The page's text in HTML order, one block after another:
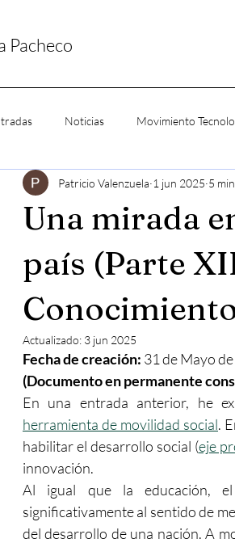
Pacheco
Noticias Movimiento
Una mirada
país (Parte
Patricio Valenzuela 1 jun 2025 5
Actualizado: 3 jun 2025
Fecha de creación: 31 de Mayo
(Documento en permanente
En una entrada anterior, he
herramienta de movilidad social.
habilitar el desarrollo social (eje
innovación.
Al igual que la educación,
significativamente al sentido de
del desarrollo de una nación. A